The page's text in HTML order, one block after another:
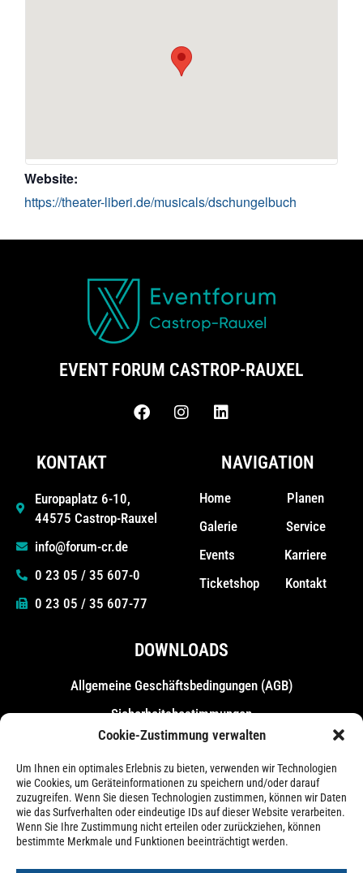
Cookie-Zustimmung verwalten
Um Ihnen ein optimales Erlebnis zu bieten, verwenden wir Technologien
wie Cookies, um Geräteinformationen zu speichern und/oder darauf
zuzugreifen. Wenn Sie diesen Technologien zustimmen, können wir Daten
wie das Surfverhalten oder eindeutige IDs auf dieser Website verarbeiten.
Wenn Sie Ihre Zustimmung nicht erteilen oder zurückziehen, können
bestimmte Merkmale und Funktionen beeinträchtigt werden.
Website:
https://theater-liberi.de/musicals/dschungelbuch
EVENT FORUM CASTROP-RAUXEL
KONTAKT
Europaplatz 6-10,
44575 Castrop-Rauxel
info@forum-cr.de
0 23 05 / 35 607-0
0 23 05 / 35 607-77
NAVIGATION
Home
Galerie
Events
Ticketshop
Planen
Service
Karriere
Kontakt
DOWNLOADS
Allgemeine Geschäfts­bedingungen (AGB)
Sicherheitsbestimmungen
Messebestimmungen